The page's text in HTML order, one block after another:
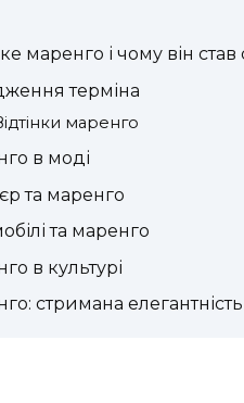
маренго і чому він
терміна
маренго
в моді
та маренго
та маренго
в культурі
стримана елегантність